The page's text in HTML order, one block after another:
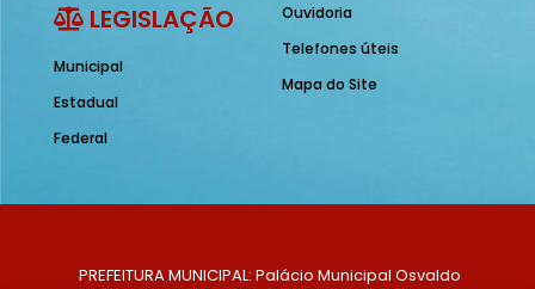
LEGISLAÇÃO
Municipal
Estadual
Federal
Ouvidoria
Telefones úteis
Mapa do Site
PREFEITURA MUNICIPAL: Palácio Municipal Osvaldo